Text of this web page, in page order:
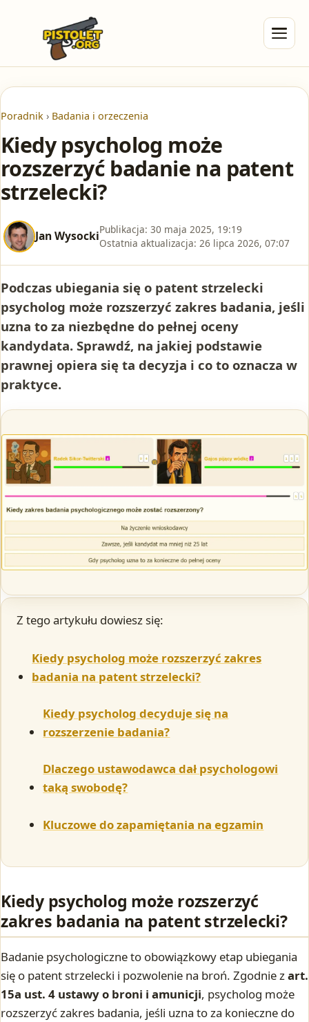
Poradnik › Badania i orzeczenia
Kiedy psycholog może
rozszerzyć badanie na patent
strzelecki?
Jan WysockiPublikacja: 30 maja 2025, 19:19
Ostatnia aktualizacja: 26 lipca 2026, 07:07
Podczas ubiegania się o patent strzelecki
psycholog może rozszerzyć zakres badania, jeśli
uzna to za niezbędne do pełnej oceny
kandydata. Sprawdź, na jakiej podstawie
prawnej opiera się ta decyzja i co to oznacza w
praktyce.
Z tego artykułu dowiesz się:
Kiedy psycholog może rozszerzyć zakres
badania na patent strzelecki?
Kiedy psycholog decyduje się na
rozszerzenie badania?
Dlaczego ustawodawca dał psychologowi
taką swobodę?
Kluczowe do zapamiętania na egzamin
Kiedy psycholog może rozszerzyć
zakres badania na patent strzelecki?
Badanie psychologiczne to obowiązkowy etap ubiegania
się o patent strzelecki i pozwolenie na broń. Zgodnie zart.
15a ust. 4 ustawy o broni i amunicji, psycholog może
rozszerzyć zakres badania, jeśli uzna to za konieczne do